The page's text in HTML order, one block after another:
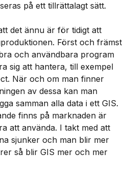
på ett tillrättalagt sätt.
det ännu är för tidigt att
Först och främst
och användbara program
sig att hantera, till exempel
När och om man finner
av dessa kan man
samman alla data i ett GIS.
finns på marknaden är
att använda. I takt med att
sjunker och man blir mer
så blir GIS mer och mer